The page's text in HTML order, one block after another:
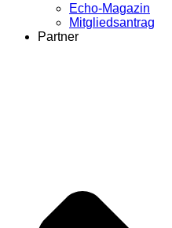
Echo-Magazin
Mitgliedsantrag
Partner